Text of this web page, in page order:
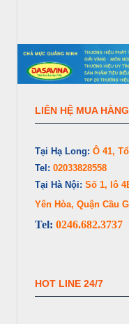
LIÊN HỆ MUA HÀNG
Tại Hạ Long: Ô 41,
Tel: 02033828558
Tại Hà Nội: Số 1, lô
Yên Hòa, Quận Cầu
Tel: 0246.682.3737
HOT LINE 24/7